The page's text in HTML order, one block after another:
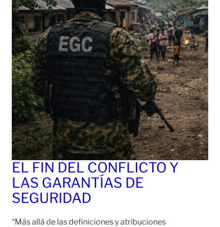
EL FIN DEL CONFLICTO Y
LAS GARANTÍAS DE
SEGURIDAD
“Más allá de las definiciones y atribuciones